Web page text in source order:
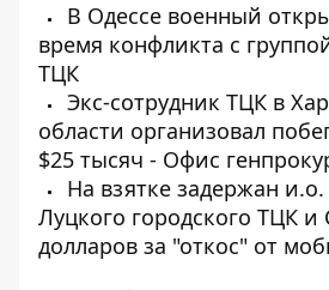
В Одессе военный
время конфликта с
ТЦК
Экс-сотрудник ТЦК в
области организовал
$25 тысяч - Офис
На взятке задержан
Луцкого городского ТЦК и
долларов за "откос" от